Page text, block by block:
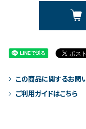
この商品に関するお問
ご利用ガイドはこちら